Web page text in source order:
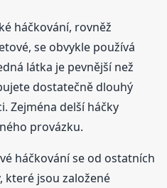
háčkování, rovněž
se obvykle používá
látka je pevnější než
dostatečně dlouhý
Zejména delší háčky
provázku.
háčkování se od ostatních
které jsou založené